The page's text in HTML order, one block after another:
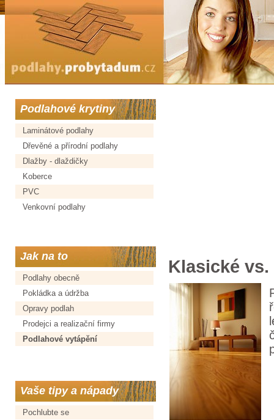
Podlahové krytiny
Laminátové podlahy
Dřevěné a přírodní podlahy
Dlažby - dlaždičky
Koberce
PVC
Venkovní podlahy
Jak na to
Podlahy obecně
Pokládka a údržba
Opravy podlah
Prodejci a realizační firmy
Podlahové vytápění
Vaše tipy a nápady
Pochlubte se
Klasické